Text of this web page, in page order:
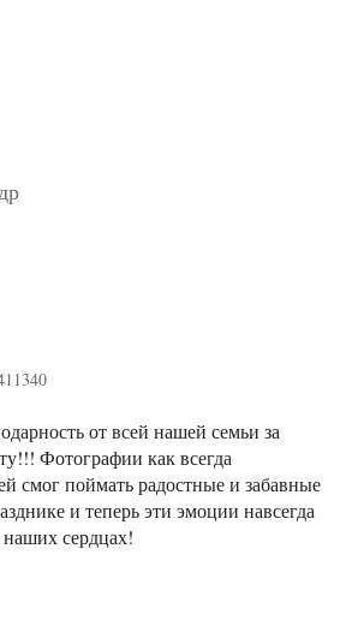
от всей нашей семьи за
Фотографии как всегда
смог поймать радостные и забавные
и теперь эти эмоции навсегда
сердцах!